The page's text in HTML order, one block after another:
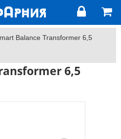
Balance Transformer 6,5
6,5